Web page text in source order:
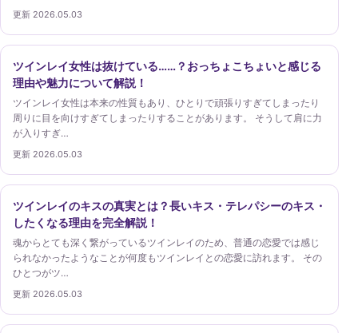
更新 2026.05.03
ツインレイ女性は抜けている……？おっちょこちょいと感じる
理由や魅力について解説！
ツインレイ女性は本来の性質もあり、ひとりで頑張りすぎてしまったり
周りに目を向けすぎてしまったりすることがあります。 そうして肩に力
が入りすぎ…
更新 2026.05.03
ツインレイのキスの真実とは？長いキス・テレパシーのキス・
したくなる理由を完全解説！
魂からとても深く繋がっているツインレイのため、普通の恋愛では感じ
られなかったようなことが何度もツインレイとの恋愛に訪れます。 その
ひとつがツ…
更新 2026.05.03